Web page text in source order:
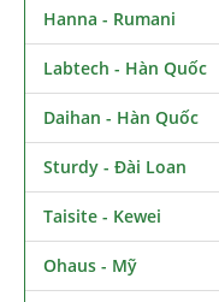
Hanna - Rumani
Labtech - Hàn Quốc
Daihan - Hàn Quốc
Sturdy - Đài Loan
Taisite - Kewei
Ohaus - Mỹ